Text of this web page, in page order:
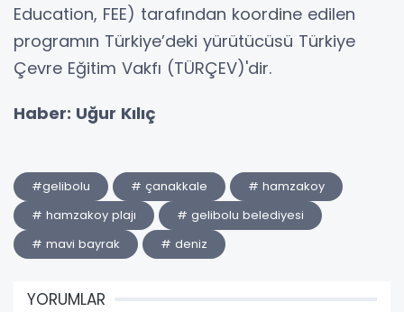
Education, FEE) tarafından koordine edilen
programın Türkiye’deki yürütücüsü Türkiye
Çevre Eğitim Vakfı (TÜRÇEV)'dir.
Haber: Uğur Kılıç
#gelibolu # çanakkale
# hamzakoy
# hamzakoy plajı
# gelibolu belediyesi
# mavi bayrak
# deniz
YORUMLAR